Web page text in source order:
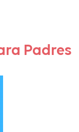
Padres